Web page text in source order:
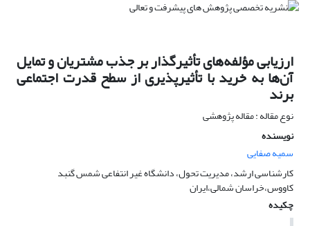
ارزیابی مؤلفه‌های تأثیرگذار بر جذب مشتریان و تمایل
آن‌ها به خرید با تأثیرپذیری از سطح قدرت اجتماعی
برند
نوع مقاله : مقاله پژوهشی
نویسنده
سمیه صفایی
کارشناسی ارشد، مدیریت تحول، دانشگاه غیر انتفاعی شمس گنبد
کاووس،خراسان شمالی،ایران
چکیده